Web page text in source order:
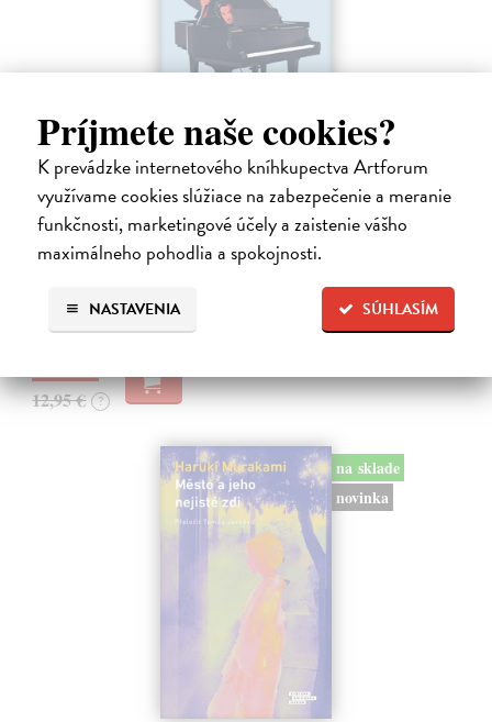
Príjmete naše cookies?
K prevádzke internetového kníhkupectva Artforum
využívame cookies slúžiace na zabezpečenie a meranie
funkčnosti, marketingové účely a zaistenie vášho
maximálneho pohodlia a spokojnosti.
SÚHLASÍM
NASTAVENIA
Rieka času
Mercier Pascal| Kniha
Pascal Mercier bol vždy majstrom filozofického rozprávania. Romány
zamysleniu sa nad veľkými témami, ako sú identita, sloboda, čas či…
Na sklade
12,95 € ?
na sklade
novinka